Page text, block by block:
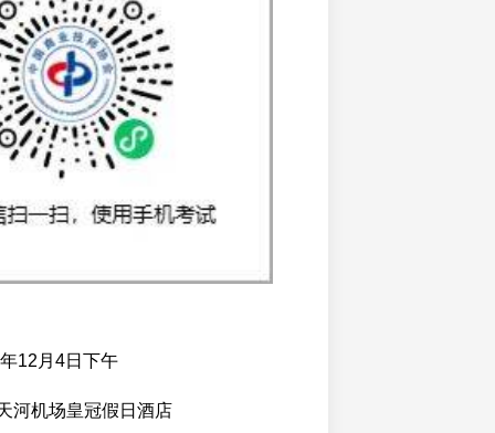
12月4日下午
河机场皇冠假日酒店